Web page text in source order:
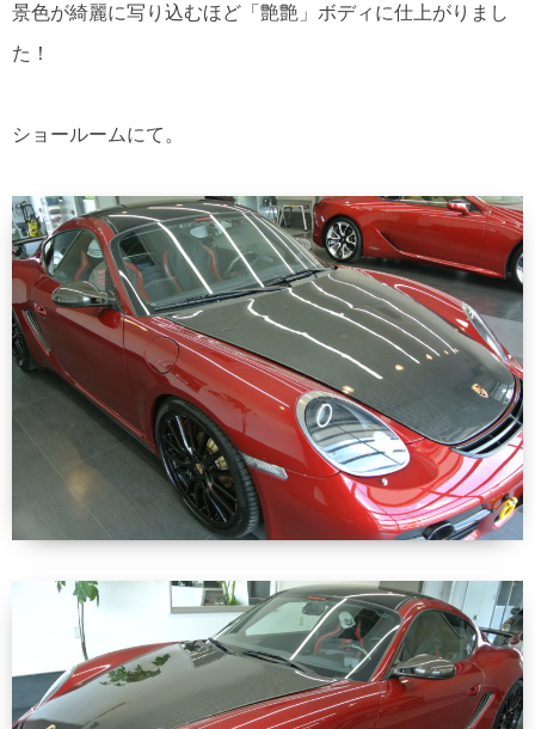
景色が綺麗に写り込むほど「艶艶」ボディに仕上がりまし
た！
ショールームにて。